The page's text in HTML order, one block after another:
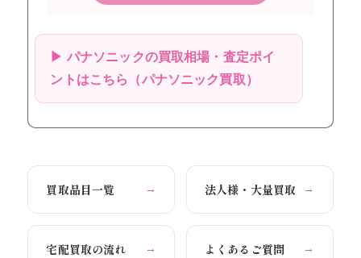
▶ パナソニックの買取相場・査定ポイ
ントはこちら（パナソニック買取）
買取品目一覧 → 法人様・大量買取 →
宅配買取の流れ → よくあるご質問 →